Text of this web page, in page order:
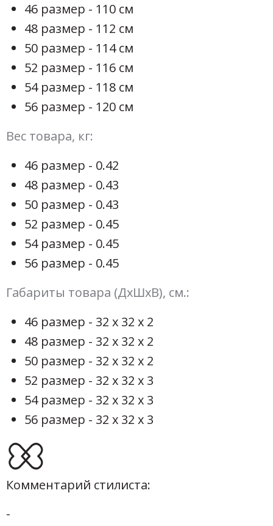
46 размер - 110 см
48 размер - 112 см
50 размер - 114 см
52 размер - 116 см
54 размер - 118 см
56 размер - 120 см
Вес товара, кг:
46 размер - 0.42
48 размер - 0.43
50 размер - 0.43
52 размер - 0.45
54 размер - 0.45
56 размер - 0.45
Габариты товара (ДхШхВ), см.:
46 размер - 32 х 32 х 2
48 размер - 32 х 32 х 2
50 размер - 32 х 32 х 2
52 размер - 32 х 32 х 3
54 размер - 32 х 32 х 3
56 размер - 32 х 32 х 3
Комментарий стилиста:
-